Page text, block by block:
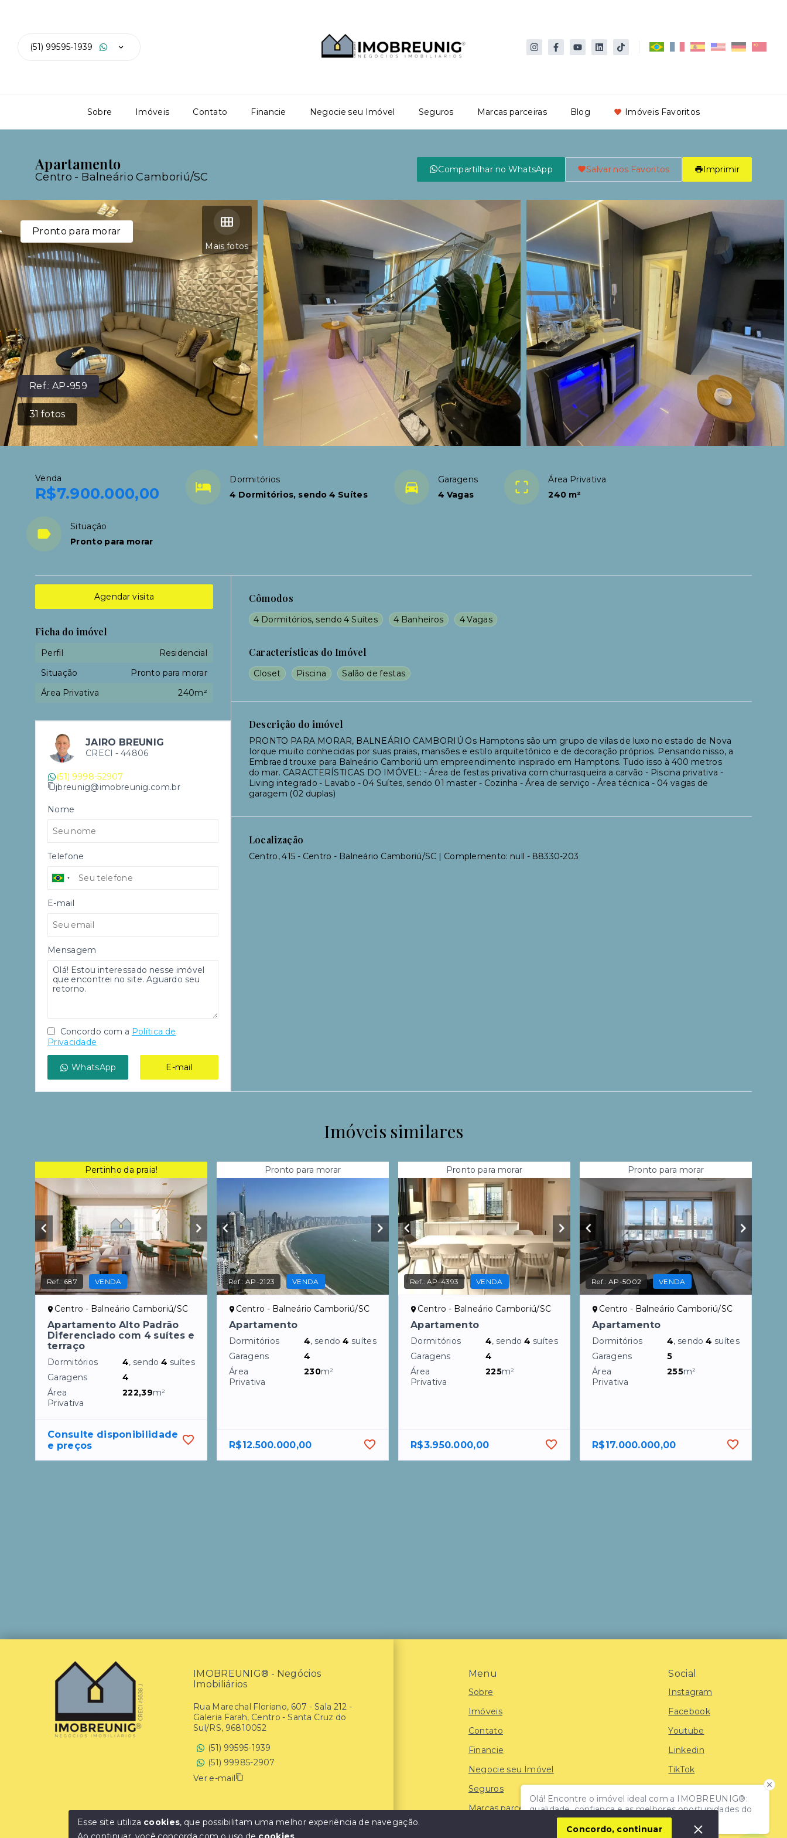
(51) 99595-1939
Sobre Imóveis Contato Financie Negocie seu Imóvel Seguros Marcas parceiras Blog Imóveis Favoritos
Apartamento
Centro - Balneário Camboriú/SC
Compartilhar no WhatsApp Salvar nos Favoritos Imprimir
Ref.:AP-959
31 fotos
Mais fotos
Pronto para morar
Venda
R$7.900.000,00
Dormitórios
4 Dormitórios, sendo 4 Suítes
Garagens
4 Vagas
Área Privativa
240 m²
Situação
Pronto para morar
Cômodos
4 Dormitórios, sendo 4 Suítes 4 Banheiros 4 Vagas
Características do Imóvel
Closet Piscina Salão de festas
Descrição do imóvel
PRONTO PARA MORAR, BALNEÁRIO CAMBORIÚ Os Hamptons são um grupo de vilas de luxo no estado de Nova
Iorque muito conhecidas por suas praias, mansões e estilo arquitetônico e de decoração próprios. Pensando nisso, a
Embraed trouxe para Balneário Camboriú um empreendimento inspirado em Hamptons. Tudo isso à 400 metros
do mar. CARACTERÍSTICAS DO IMÓVEL: - Área de festas privativa com churrasqueira a carvão - Piscina privativa -
Living integrado - Lavabo - 04 Suítes, sendo 01 master - Cozinha - Área de serviço - Área técnica - 04 vagas de
garagem (02 duplas)
Localização
Centro, 415 - Centro - Balneário Camboriú/SC | Complemento: null - 88330-203
Agendar visita
Ficha do imóvel
Perfil
Residencial
Situação
Pronto para morar
Área Privativa
240m²
JAIRO BREUNIG
CRECI - 44806
(51) 9998-52907
jbreunig@imobreunig.com.br
Nome
Telefone
E-mail
Mensagem
Concordo com a Política de
Privacidade
WhatsApp E-mail
Imóveis similares
Pertinho da praia!
Ref.: 687 VENDA
Centro - Balneário Camboriú/SC
Apartamento Alto Padrão
Diferenciado com 4 suítes e
terraço
Dormitórios 4, sendo4 suítes
Garagens
4
Área
Privativa
222,39m²
Consulte disponibilidade
e preços
Pronto para morar
Ref.:AP-2123 VENDA
Centro - Balneário Camboriú/SC
Apartamento
Dormitórios 4, sendo4 suítes
Garagens
4
Área
Privativa
230m²
R$12.500.000,00
Pronto para morar
Ref.:AP-4393 VENDA
Centro - Balneário Camboriú/SC
Apartamento
Dormitórios 4, sendo4 suítes
Garagens
4
Área
Privativa
225m²
R$3.950.000,00
Pronto para morar
Ref.:AP-5002 VENDA
Centro - Balneário Camboriú/SC
Apartamento
Dormitórios 4, sendo4 suítes
Garagens
5
Área
Privativa
255m²
R$17.000.000,00
Olá! Encontre o imóvel ideal com a IMOBREUNIG®:
qualidade, confiança e as melhores oportunidades do
mercado!
Menu
Sobre
Imóveis
Contato
Financie
Negocie seu Imóvel
Seguros
Marcas parceiras
Social
Instagram
Facebook
Youtube
Linkedin
TikTok
IMOBREUNIG® - Negócios
Imobiliários
Rua Marechal Floriano, 607 - Sala 212 -
Galeria Farah, Centro - Santa Cruz do
Sul/RS, 96810052
(51) 99595-1939
(51) 99985-2907
Ver e-mail
Esse site utiliza cookies, que possibilitam uma melhor experiência de navegação.
Concordo, continuar